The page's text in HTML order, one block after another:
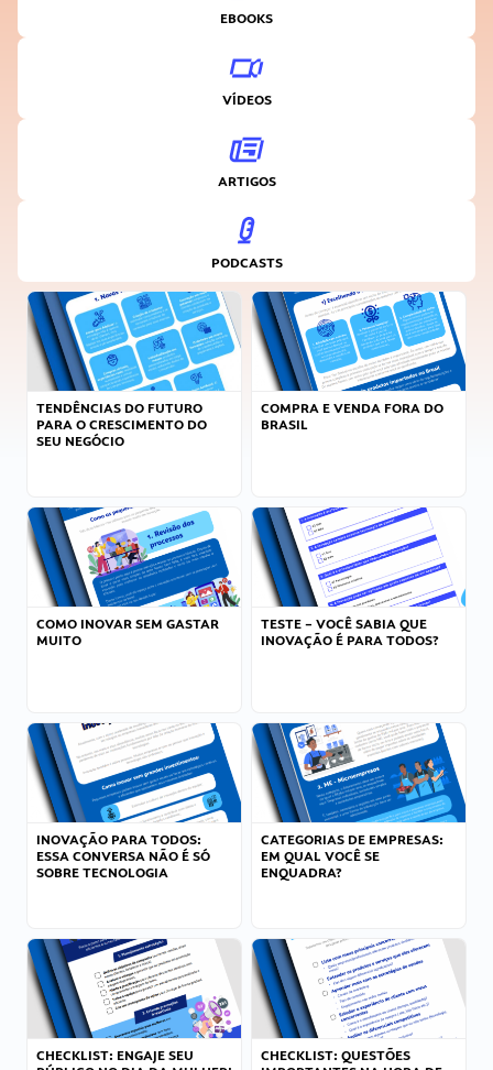
EBOOKS
VÍDEOS
ARTIGOS
PODCASTS
TENDÊNCIAS DO FUTURO
PARA O CRESCIMENTO DO
SEU NEGÓCIO
COMPRA E VENDA FORA DO
BRASIL
COMO INOVAR SEM GASTAR
MUITO
TESTE – VOCÊ SABIA QUE
INOVAÇÃO É PARA TODOS?
INOVAÇÃO PARA TODOS:
ESSA CONVERSA NÃO É SÓ
SOBRE TECNOLOGIA
CATEGORIAS DE EMPRESAS:
EM QUAL VOCÊ SE
ENQUADRA?
CHECKLIST: ENGAJE SEU
CHECKLIST: QUESTÕES